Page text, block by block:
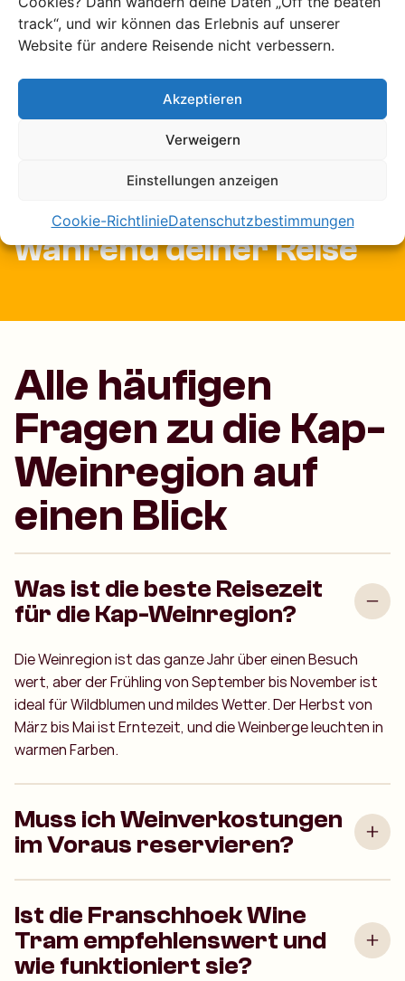
track“, und wir können das Erlebnis auf unserer
Website für andere Reisende nicht verbessern.
Akzeptieren
Verweigern
Einstellungen anzeigen
Cookie-RichtlinieDatenschutzbestimmungen
Deine Reise wird von
uns maßgeschneidert
100 % versichert
während deiner Reise
Alle häufigen
Fragen zu die Kap-
Weinregion auf
einen Blick
Was ist die beste Reisezeit
für die Kap-Weinregion?
Die Weinregion ist das ganze Jahr über einen Besuch
wert, aber der Frühling von September bis November ist
ideal für Wildblumen und mildes Wetter. Der Herbst von
März bis Mai ist Erntezeit, und die Weinberge leuchten in
warmen Farben.
Muss ich Weinverkostungen
im Voraus reservieren?
Ist die Franschhoek Wine
Tram empfehlenswert und
wie funktioniert sie?